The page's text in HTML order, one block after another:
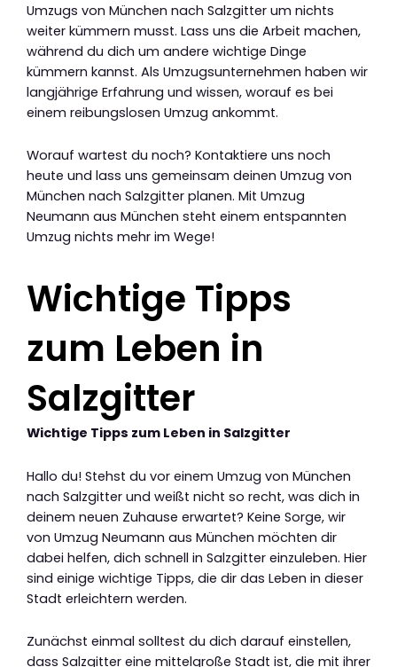
Umzugs von München nach Salzgitter um nichts
weiter kümmern musst. Lass uns die Arbeit machen,
während du dich um andere wichtige Dinge
kümmern kannst. Als Umzugsunternehmen haben wir
langjährige Erfahrung und wissen, worauf es bei
einem reibungslosen Umzug ankommt.
Worauf wartest du noch? Kontaktiere uns noch
heute und lass uns gemeinsam deinen Umzug von
München nach Salzgitter planen. Mit Umzug
Neumann aus München steht einem entspannten
Umzug nichts mehr im Wege!
Wichtige Tipps
zum Leben in
Salzgitter
Wichtige Tipps zum Leben in Salzgitter
Hallo du! Stehst du vor einem Umzug von München
nach Salzgitter und weißt nicht so recht, was dich in
deinem neuen Zuhause erwartet? Keine Sorge, wir
von Umzug Neumann aus München möchten dir
dabei helfen, dich schnell in Salzgitter einzuleben. Hier
sind einige wichtige Tipps, die dir das Leben in dieser
Stadt erleichtern werden.
Zunächst einmal solltest du dich darauf einstellen,
dass Salzgitter eine mittelgroße Stadt ist, die mit ihrer